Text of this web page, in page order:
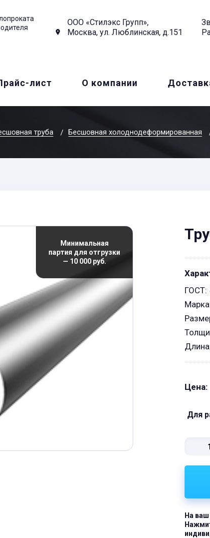
ООО «Стилэкс Групп»,
Москва, ул. Люблинская, д.151
лист О компании
труба Бесшовная холоднодеформированная
Минимальная
партия для отгрузки
— 10 000 руб.
ГОСТ:
Цена:
Для
На